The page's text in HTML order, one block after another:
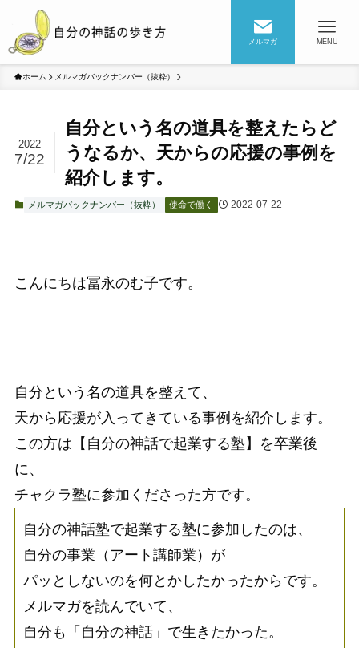
メルマガ MENU
ホーム メルマガバックナンバー（抜粋）
自分という名の道具を整えたらど
うなるか、天からの応援の事例を
紹介します。
2022
7/22
メルマガバックナンバー（抜粋） 使命で働く 2022-07-22
こんにちは冨永のむ子です。
自分という名の道具を整えて、
天から応援が入ってきている事例を紹介します。
この方は【自分の神話で起業する塾】を卒業後
に、
チャクラ塾に参加くださった方です。
自分の神話塾で起業する塾に参加したのは、
自分の事業（アート講師業）が
パッとしないのを何とかしたかったからです。
メルマガを読んでいて、
自分も「自分の神話」で生きたかった。